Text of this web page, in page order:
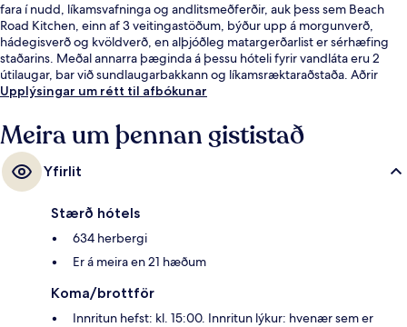
fara í nudd, líkamsvafninga og andlitsmeðferðir, auk þess sem Beach
Road Kitchen, einn af 3 veitingastöðum, býður upp á morgunverð,
hádegisverð og kvöldverð, en alþjóðleg matargerðarlist er sérhæfing
staðarins. Meðal annarra þæginda á þessu hóteli fyrir vandláta eru 2
útilaugar, bar við sundlaugarbakkann og líkamsræktaraðstaða. Aðrir
gestir hafa sérstaklega sagt að hjálpsamt starfsfólk sé meðal helstu kosta
almenningssamgöngur: Esplanade lestarstöðin er í nokkurra skrefa
fjarlægð og City Hall lestarstöðin er í 7 mínútna göngufjarlægð.
Upplýsingar um rétt til afbókunar
Meira um þennan gististað
Yfirlit
Stærð hótels
634 herbergi
Er á meira en 21 hæðum
Koma/brottför
Innritun hefst: kl. 15:00. Innritun lýkur: hvenær sem er